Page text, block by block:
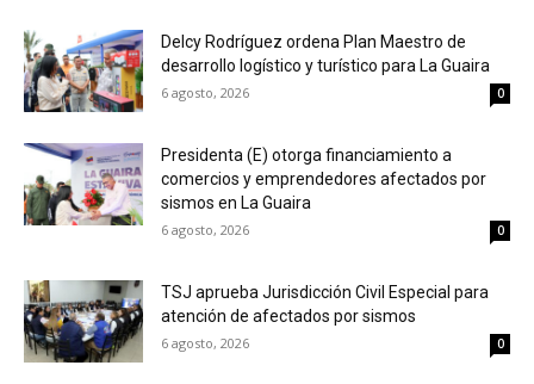
Delcy Rodríguez ordena Plan Maestro de
desarrollo logístico y turístico para La Guaira
6 agosto, 2026 0
Presidenta (E) otorga financiamiento a
comercios y emprendedores afectados por
sismos en La Guaira
6 agosto, 2026 0
TSJ aprueba Jurisdicción Civil Especial para
atención de afectados por sismos
6 agosto, 2026 0